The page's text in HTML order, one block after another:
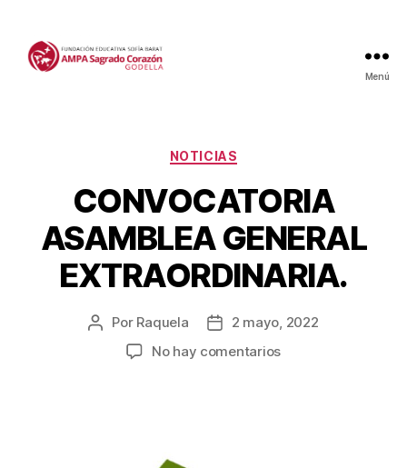
Menú
Categorías
NOTICIAS
CONVOCATORIA
ASAMBLEA GENERAL
EXTRAORDINARIA.
Autor
Por Raquela
Fecha2 mayo, 2022
No hay comentariosen